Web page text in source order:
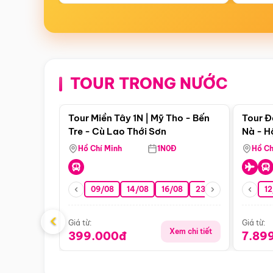
TOUR TRONG NƯỚC
Điểm nổi bật
Tour Miền Tây 1N | Mỹ Tho - Bến
Tre - Cù Lao Thới Sơn
Hồ Chí Minh 1N0Đ
09/08 14/08 16/08 23/08 30/08
Giá từ:
399.000đ Xem chi tiết
Tour
Nà -
Nha
Hồ
Giá từ:
‹